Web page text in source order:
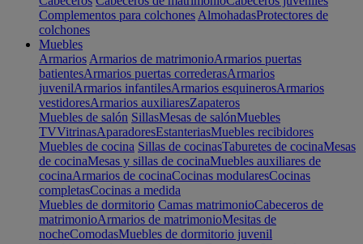
Complementos para colchones AlmohadasProtectores de
colchones
Muebles
Armarios Armarios de matrimonioArmarios puertas
batientesArmarios puertas correderasArmarios
juvenilArmarios infantilesArmarios esquinerosArmarios
vestidoresArmarios auxiliaresZapateros
Muebles de salón SillasMesas de salónMuebles
TVVitrinasAparadoresEstanteriasMuebles recibidores
Muebles de cocina Sillas de cocinasTaburetes de cocinaMesas
de cocinaMesas y sillas de cocinaMuebles auxiliares de
cocinaArmarios de cocinaCocinas modularesCocinas
completasCocinas a medida
Muebles de dormitorio Camas matrimonioCabeceros de
matrimonioArmarios de matrimonioMesitas de
nocheComodasMuebles de dormitorio juvenil